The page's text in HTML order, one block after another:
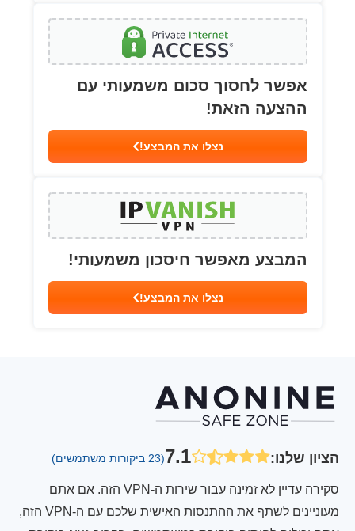
אפשר לחסוך סכום משמעותי עם
ההצעה הזאת!
נצלו את המבצע!
המבצע מאפשר חיסכון משמעותי!
נצלו את המבצע!
הציון שלנו:
7.1(23 ביקורות משתמשים)
סקירה עדיין לא זמינה עבור שירות ה-VPN הזה. אם אתם
מעוניינים לשתף את ההתנסות האישית שלכם עם ה-VPN הזה,